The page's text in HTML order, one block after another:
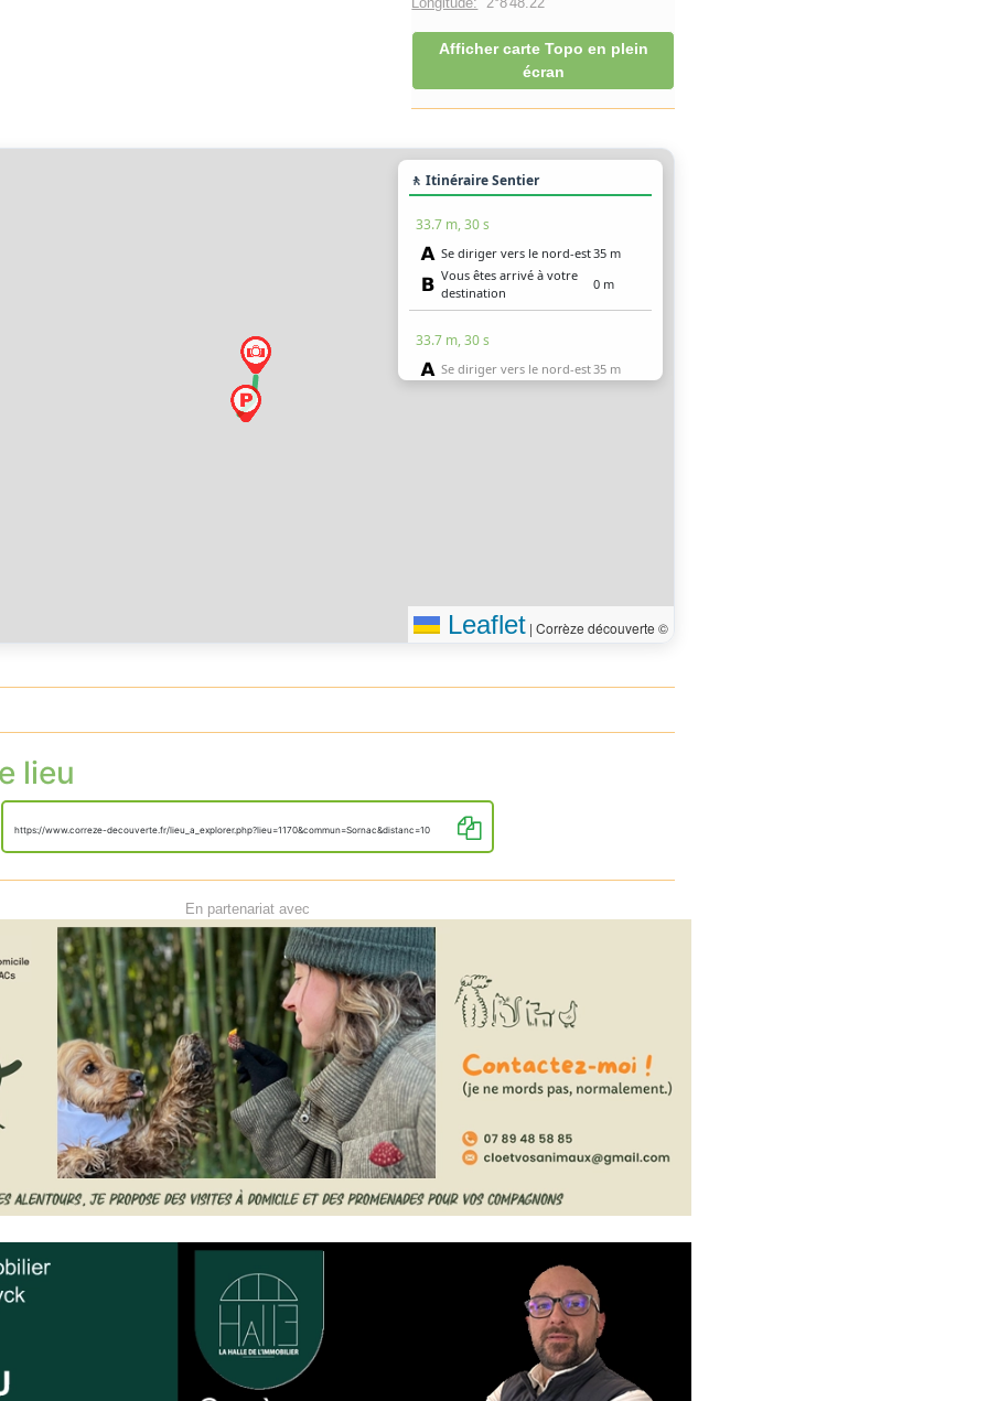
Afficher carte Topo en plein
écran
🚶 Itinéraire Sentier
33.7 m, 30 s
Se diriger vers le nord-est35 m
Vous êtes arrivé à votre
destination
0 m
33.7 m, 30 s
Se diriger vers le nord-est35 m
Leaflet | Corrèze découverte ©
lieu
https://www.correze-decouverte.fr/lieu_a_explorer.php?lieu=1170&commun=Sornac&distanc=10
En partenariat avec